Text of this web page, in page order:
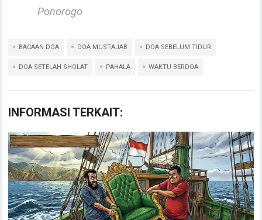
Ponorogo
BACAAN DOA DOA MUSTAJAB DOA SEBELUM TIDUR
DOA SETELAH SHOLAT PAHALA WAKTU BERDOA
INFORMASI TERKAIT: